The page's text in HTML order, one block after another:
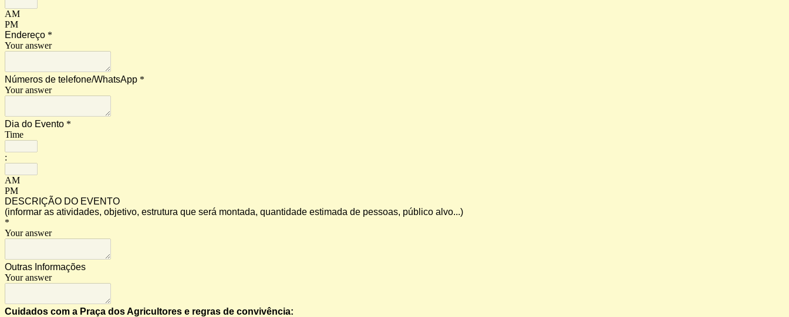
AM
PM
Endereço *
Your answer
Números de telefone/WhatsApp *
Your answer
Dia do Evento *
Time
:
AM
PM
DESCRIÇÃO DO EVENTO
(informar as atividades, objetivo, estrutura que será montada, quantidade estimada de pessoas, público alvo...)
*
Your answer
Outras Informações
Your answer
Cuidados com a Praça dos Agricultores e regras de convivência: